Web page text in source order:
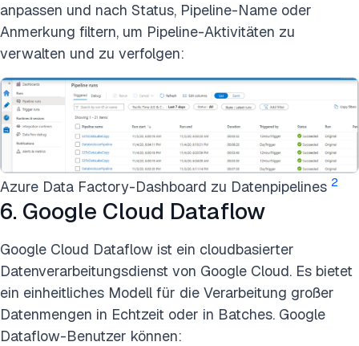
anpassen und nach Status, Pipeline-Name oder
Anmerkung filtern, um Pipeline-Aktivitäten zu
verwalten und zu verfolgen:
Azure Data Factory-Dashboard zu Datenpipelines 2
6. Google Cloud Dataflow
Google Cloud Dataflow ist ein cloudbasierter
Datenverarbeitungsdienst von Google Cloud. Es bietet
ein einheitliches Modell für die Verarbeitung großer
Datenmengen in Echtzeit oder in Batches. Google
Dataflow-Benutzer können: